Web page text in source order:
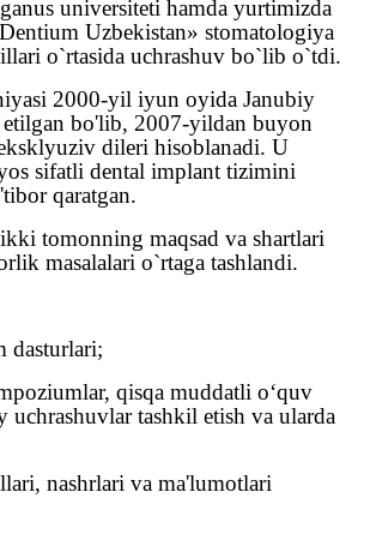
universiteti hamda yurtimizda
Uzbekistan» stomatologiya
o`rtasida uchrashuv bo`lib o`tdi.
2000-yil iyun oyida Janubiy
bo'lib, 2007-yildan buyon
dileri hisoblanadi. U
sifatli dental implant tizimini
qaratgan.
tomonning maqsad va shartlari
masalalari o`rtaga tashlandi.
qisqa muddatli o‘quv
uchrashuvlar tashkil etish va ularda
nashrlari va ma'lumotlari